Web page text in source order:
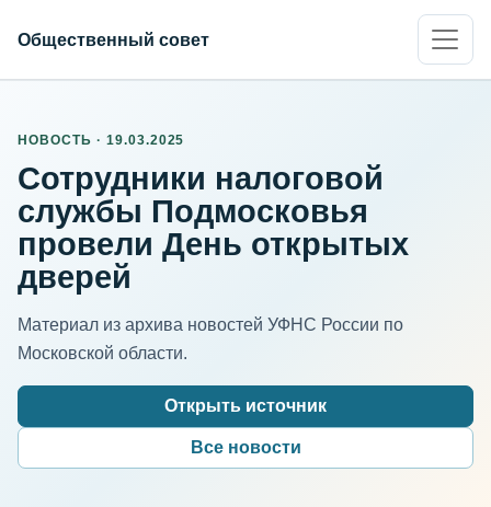
Общественный совет
НОВОСТЬ · 19.03.2025
Сотрудники налоговой
службы Подмосковья
провели День открытых
дверей
Материал из архива новостей УФНС России по
Московской области.
Открыть источник
Все новости